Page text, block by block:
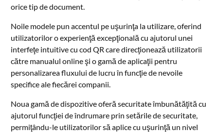
orice tip de document.
Noile modele pun accentul pe uşurinţa la utilizare, oferind
utilizatorilor o experienţă excepţională cu ajutorul unei
interfeţe intuitive cu cod QR care direcţionează utilizatorii
către manualul online şi o gamă de aplicaţii pentru
personalizarea fluxului de lucru în funcţie de nevoile
specifice ale fiecărei companii.
Noua gamă de dispozitive oferă securitate îmbunătăţită cu
ajutorul funcţiei de îndrumare prin setările de securitate,
permiţându-le utilizatorilor să aplice cu uşurinţă un nivel